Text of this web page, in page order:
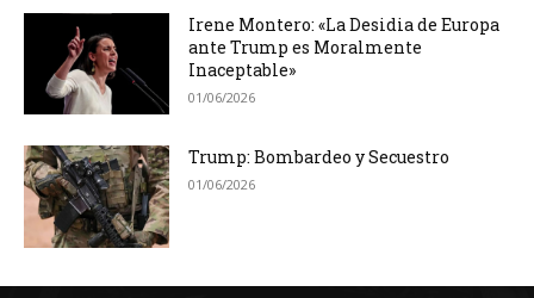
Irene Montero: «La Desidia de Europa
ante Trump es Moralmente
Inaceptable»
01/06/2026
Trump: Bombardeo y Secuestro
01/06/2026